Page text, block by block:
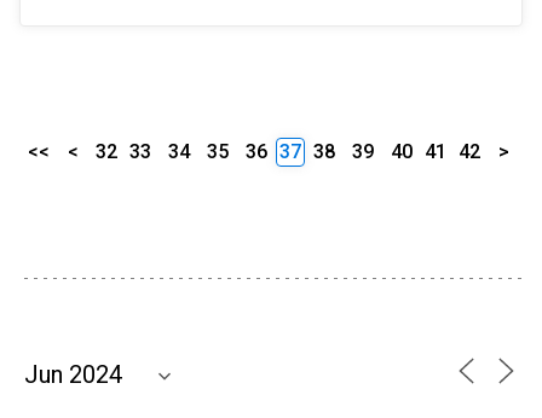
<< < 32 33 34 35 36 37 38 39 40 41 42 >